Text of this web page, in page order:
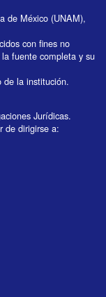
de México (UNAM),
con fines no
fuente completa y su
de la institución.
Jurídicas.
de dirigirse a: